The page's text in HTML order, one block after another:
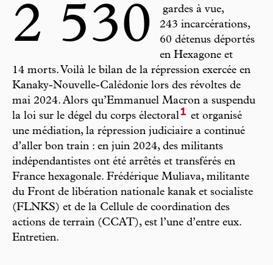
2 530
gardes à vue,
243 incarcérations,
60 détenus déportés
en Hexagone et
14 morts. Voilà le bilan de la répression exercée en
Kanaky-Nouvelle-Calédonie lors des révoltes de
mai 2024. Alors qu’Emmanuel Macron a suspendu
la loi sur le dégel du corps électoral1 et organisé
une médiation, la répression judiciaire a continué
d’aller bon train : en juin 2024, des militants
indépendantistes ont été arrêtés et transférés en
France hexagonale. Frédérique Muliava, militante
du Front de libération nationale kanak et socialiste
(FLNKS) et de la Cellule de coordination des
actions de terrain (CCAT), est l’une d’entre eux.
Entretien.